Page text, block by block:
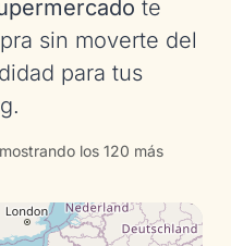
te
sin moverte del
para tus
los 120 más